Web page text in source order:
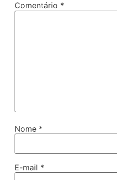
Comentário *
Nome *
E-mail *